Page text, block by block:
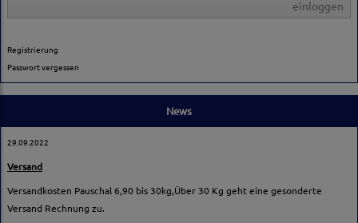
einloggen
Registrierung
Passwort vergessen
News
29.09.2022
Versand
Versandkosten Pauschal 6,90 bis 30kg,Über 30 Kg geht eine gesonderte
Versand Rechnung zu.